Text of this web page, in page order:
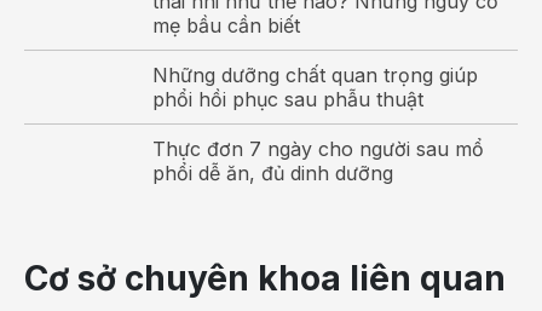
Nguyên nhân gây sỏi mật
Hiện nay, nguyên nhân gây sỏi thận được chỉ ra là
do những yếu tố sau:
Do lối sống thiếu khoa học như: ăn nhiều chất béo, ít
vận động, ăn ít chất xơ, bị béo phì, đái tháo đường
Những yếu tố như giới tính nữ, phụ nữ mang thai, có
tiền sử gia đình mắc bệnh sỏi mật cũng có nguy cơ
mẹ bầu cần biết
Những dưỡng chất quan trọng giúp
phổi hồi phục sau phẫu thuật
Thực đơn 7 ngày cho người sau mổ
phổi dễ ăn, đủ dinh dưỡng
Cơ sở chuyên khoa liên quan